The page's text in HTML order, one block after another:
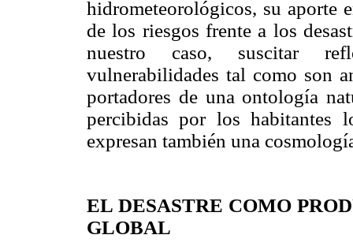
hidrometeorológicos, su aporte
de los riesgos frente a los
nuestro caso, suscitar
vulnerabilidades tal como son
portadores de una ontología
percibidas por los habitantes
expresan también una
EL DESASTRE COMO
GLOBAL